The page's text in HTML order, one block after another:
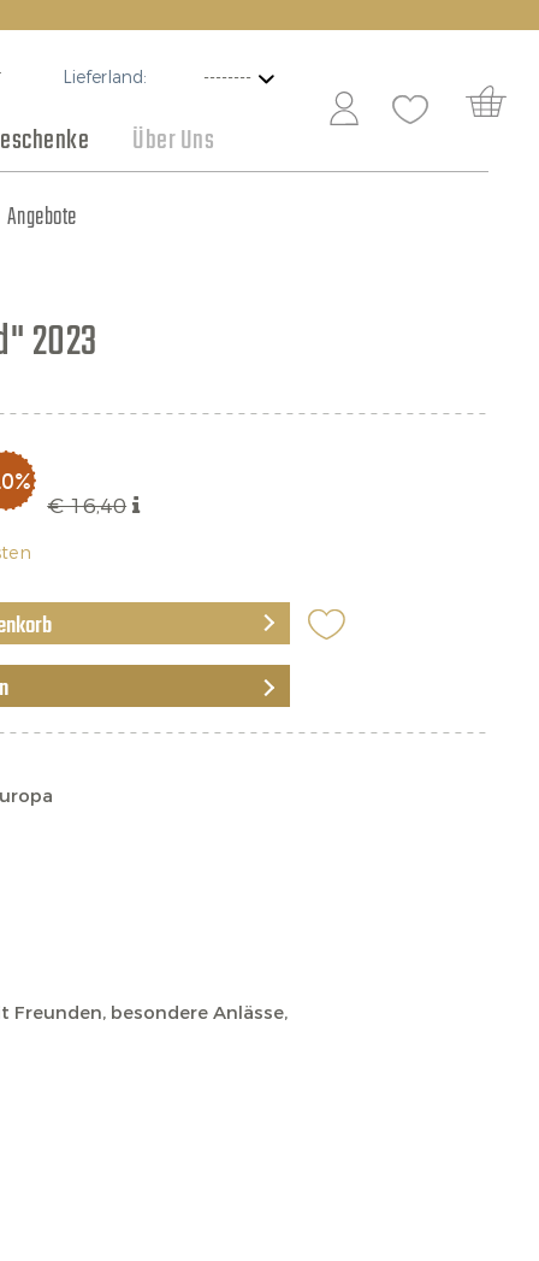
Lieferland:
Über Uns
Angebote
Schokolade
2023
€ 16,40
Freunden, besondere Anlässe,